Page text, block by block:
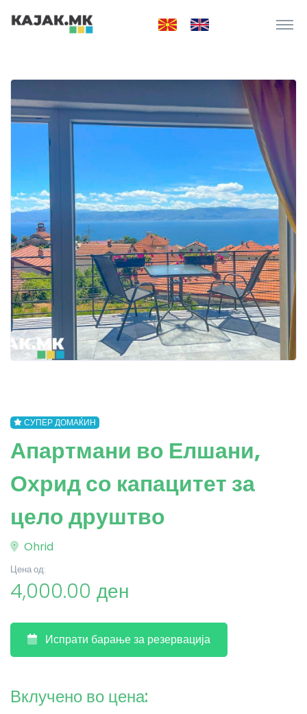
СУПЕР ДОМАЌИН
Апартмани во Елшани,
Охрид со капацитет за
цело друштво
Ohrid
Цена од:
4,000.00 ден
Испрати барање за резервација
Вклучено во цена: